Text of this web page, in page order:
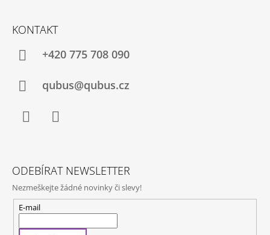
KONTAKT
+420 775 708 090
qubus@qubus.cz
ODEBÍRAT NEWSLETTER
Nezmeškejte žádné novinky či slevy!
E-mail